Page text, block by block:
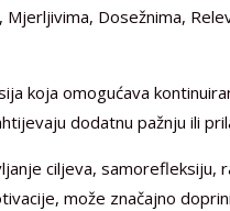
Mjerljivima, Dosežnima,
koja omogućava
dodatnu pažnju ili
ciljeva, samorefleksiju,
može značajno